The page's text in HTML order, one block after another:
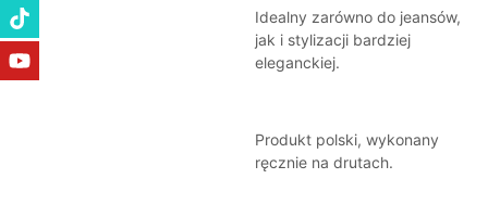
Idealny zarówno do jeansów,
jak i stylizacji bardziej
eleganckiej.
Produkt polski, wykonany
ręcznie na drutach.